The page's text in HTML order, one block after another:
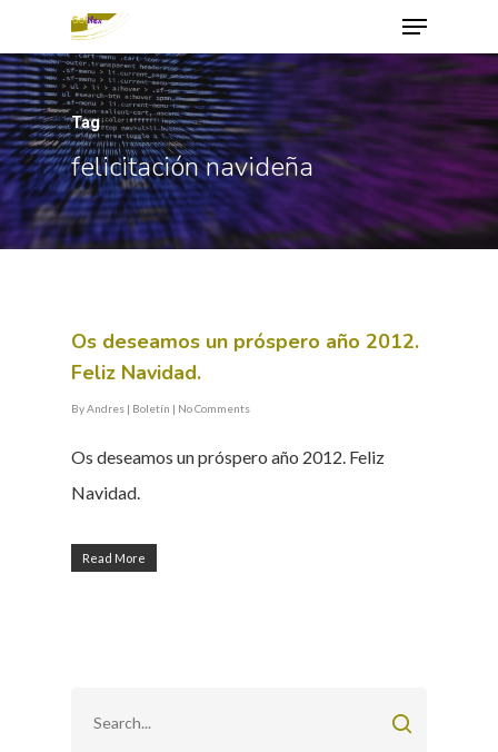
Hit enter to search or ESC to close
Tag
felicitación navideña
Os deseamos un próspero año 2012.
Feliz Navidad.
ByAndres | Boletín | No Comments
Os deseamos un próspero año 2012. Feliz
Navidad.
Read More